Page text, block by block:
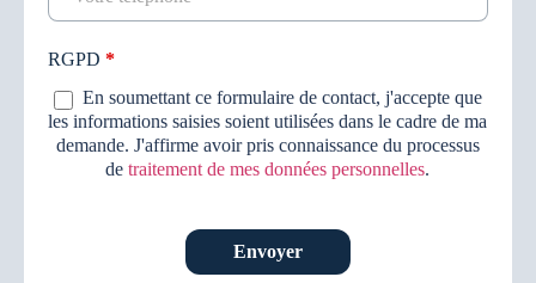
RGPD *
En soumettant ce formulaire de contact, j'accepte que
les informations saisies soient utilisées dans le cadre de ma
demande. J'affirme avoir pris connaissance du processus
detraitement de mes données personnelles.
Envoyer